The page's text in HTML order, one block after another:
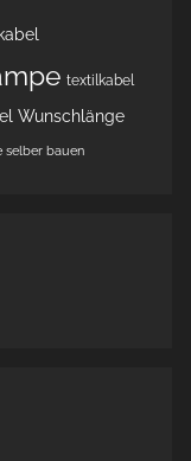
textilkabel
Wunschlänge
selber bauen